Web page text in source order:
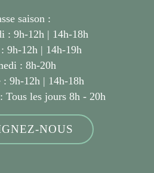
saison :
: 9h-12h | 14h-18h
9h-12h | 14h-19h
: 8h-20h
: 9h-12h | 14h-18h
Tous les jours 8h - 20h
NOUS